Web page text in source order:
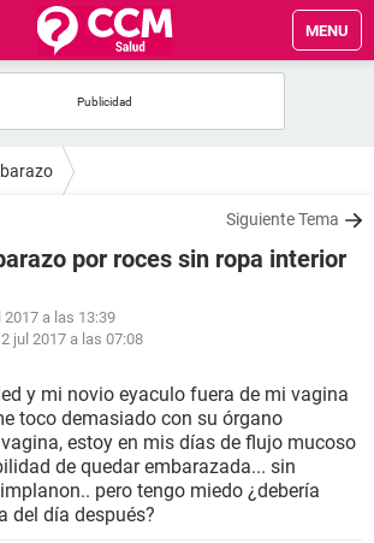
MENU
Siguiente Tema
por roces sin ropa interior
2017 a las 13:39
jul 2017 a las 07:08
y mi novio eyaculo fuera de mi vagina
toco demasiado con su órgano
estoy en mis días de flujo mucoso
de quedar embarazada... sin
pero tengo miedo ¿debería
del día después?